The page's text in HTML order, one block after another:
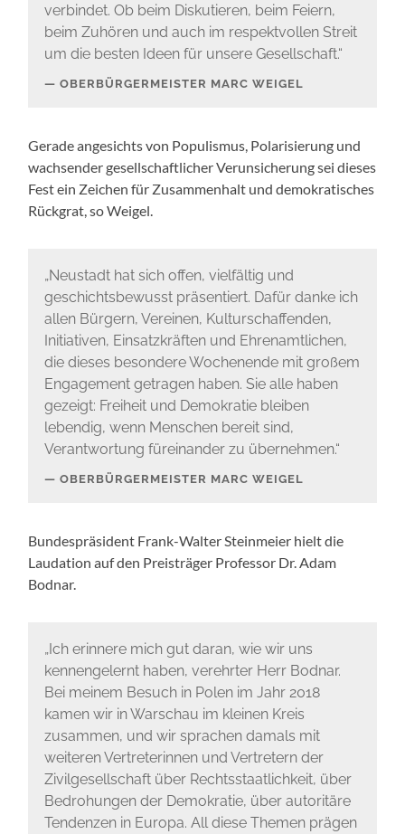
verbindet. Ob beim Diskutieren, beim Feiern,
beim Zuhören und auch im respektvollen Streit
um die besten Ideen für unsere Gesellschaft.“
OBERBÜRGERMEISTER MARC WEIGEL
Gerade angesichts von Populismus, Polarisierung und
wachsender gesellschaftlicher Verunsicherung sei dieses
Fest ein Zeichen für Zusammenhalt und demokratisches
Rückgrat, so Weigel.
„Neustadt hat sich offen, vielfältig und
geschichtsbewusst präsentiert. Dafür danke ich
allen Bürgern, Vereinen, Kulturschaffenden,
Initiativen, Einsatzkräften und Ehrenamtlichen,
die dieses besondere Wochenende mit großem
Engagement getragen haben. Sie alle haben
gezeigt: Freiheit und Demokratie bleiben
lebendig, wenn Menschen bereit sind,
Verantwortung füreinander zu übernehmen.“
OBERBÜRGERMEISTER MARC WEIGEL
Bundespräsident Frank-Walter Steinmeier hielt die
Laudation auf den Preisträger Professor Dr. Adam
Bodnar.
„Ich erinnere mich gut daran, wie wir uns
kennengelernt haben, verehrter Herr Bodnar.
Bei meinem Besuch in Polen im Jahr 2018
kamen wir in Warschau im kleinen Kreis
zusammen, und wir sprachen damals mit
weiteren Vertreterinnen und Vertretern der
Zivilgesellschaft über Rechtsstaatlichkeit, über
Bedrohungen der Demokratie, über autoritäre
Tendenzen in Europa. All diese Themen prägen